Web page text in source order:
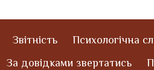
Звітність Психологічна
За довідками звертатись